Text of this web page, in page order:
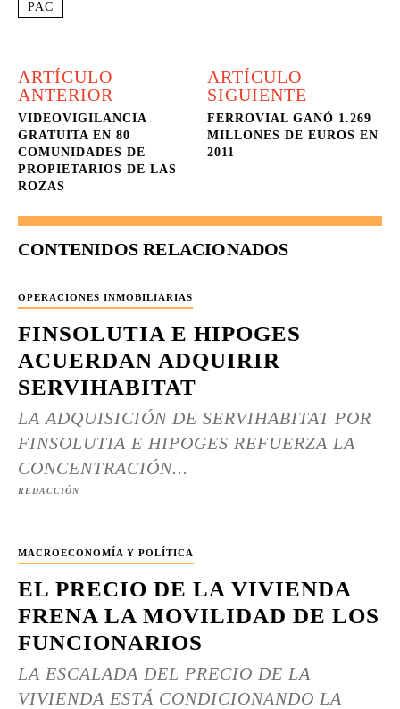
PAC
ARTÍCULO
ANTERIOR
VIDEOVIGILANCIA
GRATUITA EN 80
COMUNIDADES DE
PROPIETARIOS DE LAS
ROZAS
ARTÍCULO
SIGUIENTE
FERROVIAL GANÓ 1.269
MILLONES DE EUROS EN
2011
CONTENIDOS RELACIONADOS
OPERACIONES INMOBILIARIAS
FINSOLUTIA E HIPOGES
ACUERDAN ADQUIRIR
SERVIHABITAT
LA ADQUISICIÓN DE SERVIHABITAT POR
FINSOLUTIA E HIPOGES REFUERZA LA
CONCENTRACIÓN...
REDACCIÓN
MACROECONOMÍA Y POLÍTICA
EL PRECIO DE LA VIVIENDA
FRENA LA MOVILIDAD DE LOS
FUNCIONARIOS
LA ESCALADA DEL PRECIO DE LA
VIVIENDA ESTÁ CONDICIONANDO LA